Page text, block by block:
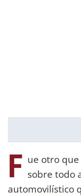
F ue otro
sobre todo
automovilístico